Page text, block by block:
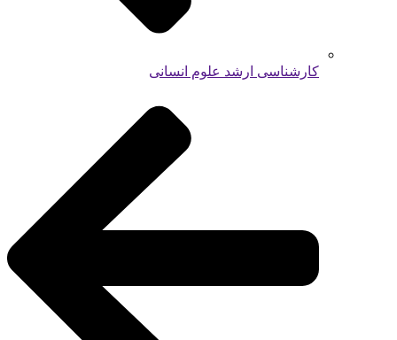
کارشناسی ارشد علوم انسانی